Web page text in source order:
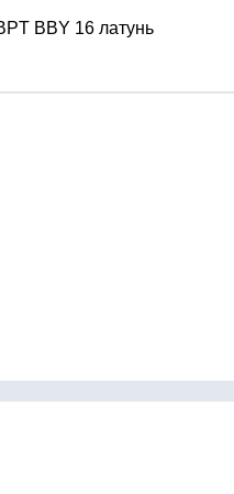
давления
в системах
BBY 16 латунь